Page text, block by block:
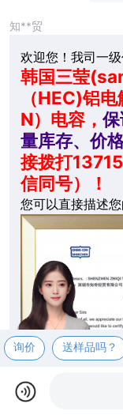
知**贸
欢迎您！我司一
韩国三莹
（HEC)铝
N）电容，
量库存、价
接拨打
信同号）！
您可以直接描述
询价 送样品吗？